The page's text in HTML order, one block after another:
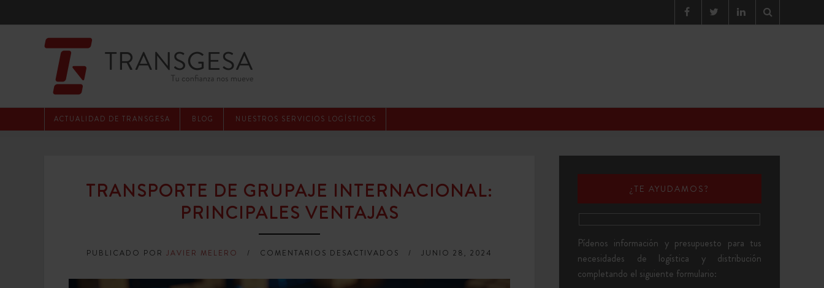
ACTUALIDAD DE TRANSGESA BLOG NUESTROS SERVICIOS LOGÍSTICOS
TRANSPORTE DE GRUPAJE INTERNACIONAL:
PRINCIPALES VENTAJAS
PUBLICADO POR JAVIER MELERO COMENTARIOS DESACTIVADOS EN
DE
JUNIO 28, 2024
¿TE AYUDAMOS?
Pídenos información y presupuesto para tus
necesidades de logística y distribución
completando el siguiente formulario: